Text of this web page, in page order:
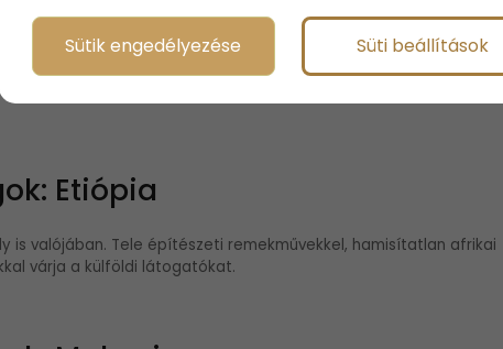
Botswanát afrika egyik legstabilabb demokráciájának
nem nehéz szót érteni velük. A „mokoro” nevet viselő kenukon
tájakra is elkalauzolják az embert – nem szabad kihagyni
Etiópia
is valójában. Tele építészeti remekművekkel, hamisítatlan afrikai
várja a külföldi látogatókat.
Sütik engedélyezése Süti beállítások